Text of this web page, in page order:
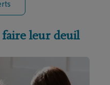
faire leur deuil